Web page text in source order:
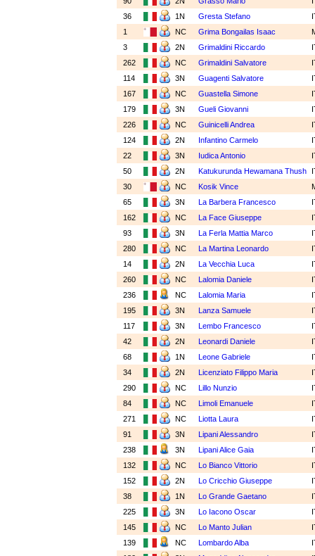
36
1N Gresta Stefano
1
NC Grima Bongailas Isaac
3
2N Grimaldini Riccardo
262
NC Grimaldini Salvatore
114
3N Guagenti Salvatore
167
NC Guastella Simone
179
3N Gueli Giovanni
226
NC Guinicelli Andrea
124
2N Infantino Carmelo
22
3N Iudica Antonio
50
2N Katukurunda Hewamana Thush
30
NC Kosik Vince
65
3N La Barbera Francesco
162
NC La Face Giuseppe
93
3N La Ferla Mattia Marco
280
NC La Martina Leonardo
14
2N La Vecchia Luca
260
NC Lalomia Daniele
236
NC Lalomia Maria
195
3N Lanza Samuele
117
3N Lembo Francesco
42
2N Leonardi Daniele
68
1N Leone Gabriele
34
2N Licenziato Filippo Maria
290
NC Lillo Nunzio
84
NC Limoli Emanuele
271
NC Liotta Laura
91
3N Lipani Alessandro
238
3N Lipani Alice Gaia
132
NC Lo Bianco Vittorio
152
2N Lo Cricchio Giuseppe
38
1N Lo Grande Gaetano
225
3N Lo Iacono Oscar
145
NC Lo Manto Julian
139
NC Lombardo Alba